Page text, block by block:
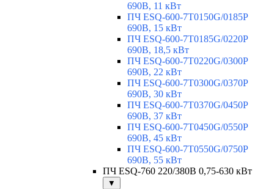
690В, 11 кВт
ПЧ ESQ-600-7T0150G/0185P
690В, 15 кВт
ПЧ ESQ-600-7T0185G/0220P
690В, 18,5 кВт
ПЧ ESQ-600-7T0220G/0300P
690В, 22 кВт
ПЧ ESQ-600-7T0300G/0370P
690В, 30 кВт
ПЧ ESQ-600-7T0370G/0450P
690В, 37 кВт
ПЧ ESQ-600-7T0450G/0550P
690В, 45 кВт
ПЧ ESQ-600-7T0550G/0750P
690В, 55 кВт
ПЧ ESQ-760 220/380В 0,75-630 кВт
▼